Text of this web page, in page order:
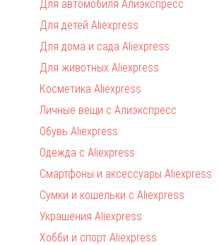
Для автомобиля Алиэкспресс
Для детей Aliexpress
Для дома и сада Aliexpress
Для животных Aliexpress
Косметика Aliexpress
Личные вещи с Алиэкспресс
Обувь Aliexpress
Одежда с Aliexpress
Смартфоны и аксессуары Aliexpress
Сумки и кошельки с Aliexpress
Украшения Aliexpress
Хобби и спорт Aliexpress